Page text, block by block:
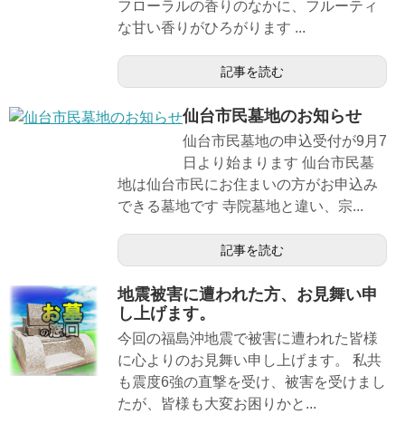
フローラルの香りのなかに、フルーティ
な甘い香りがひろがります ...
記事を読む
仙台市民墓地のお知らせ
仙台市民墓地の申込受付が9月7
日より始まります 仙台市民墓
地は仙台市民にお住まいの方がお申込み
できる墓地です 寺院墓地と違い、宗...
記事を読む
地震被害に遭われた方、お見舞い申
し上げます。
今回の福島沖地震で被害に遭われた皆様
に心よりのお見舞い申し上げます。 私共
も震度6強の直撃を受け、被害を受けまし
たが、皆様も大変お困りかと...